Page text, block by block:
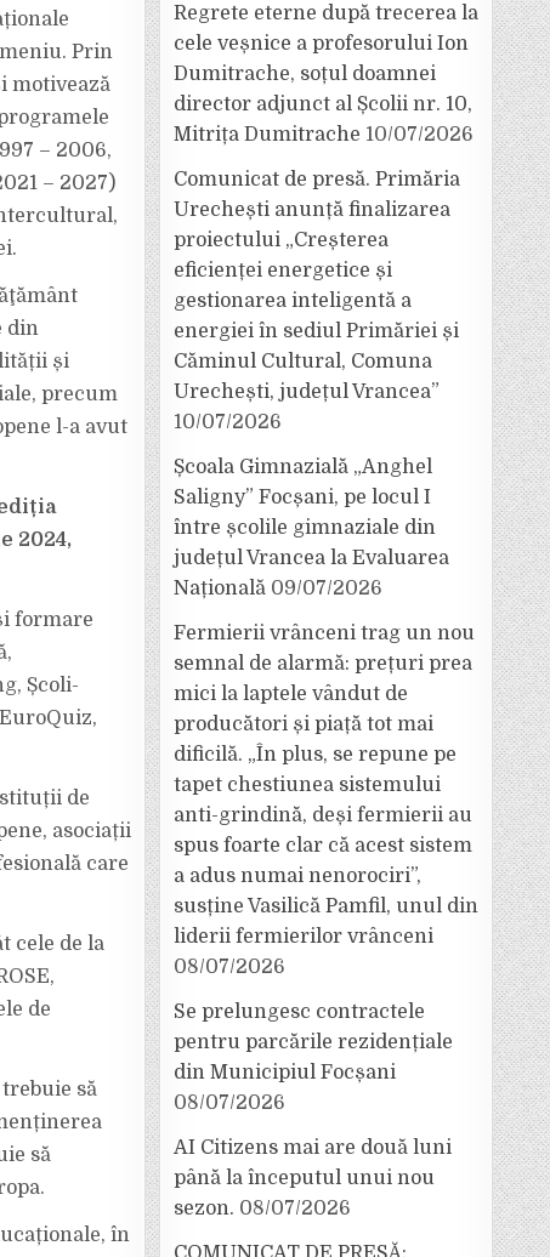
Prin
motivează
– 2006,
– 2027)
din
și
precum
l-a avut
2024,
formare
Școli-
de
asociații
care
cele de la
de
să
să
în
Regrete eterne după trecerea la
cele veșnice a profesorului Ion
Dumitrache, soțul doamnei
director adjunct al Școlii nr. 10,
Mitrița Dumitrache 10/07/2026
Comunicat de presă. Primăria
Urechești anunță finalizarea
proiectului „Creșterea
eficienței energetice și
gestionarea inteligentă a
energiei în sediul Primăriei și
Căminul Cultural, Comuna
Urechești, județul Vrancea”
10/07/2026
Școala Gimnazială „Anghel
Saligny” Focșani, pe locul I
între școlile gimnaziale din
județul Vrancea la Evaluarea
Națională 09/07/2026
Fermierii vrânceni trag un nou
semnal de alarmă: prețuri prea
mici la laptele vândut de
producători și piață tot mai
dificilă. „În plus, se repune pe
tapet chestiunea sistemului
anti-grindină, deși fermierii au
spus foarte clar că acest sistem
a adus numai nenorociri”,
susține Vasilică Pamfil, unul din
liderii fermierilor vrânceni
08/07/2026
Se prelungesc contractele
pentru parcările rezidențiale
din Municipiul Focșani
08/07/2026
AI Citizens mai are două luni
până la începutul unui nou
sezon. 08/07/2026